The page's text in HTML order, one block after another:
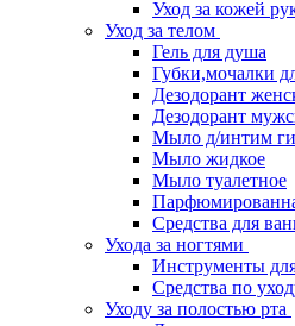
Уход за кожей
Уход за телом
Гель для душа
Губки,мочалки
Дезодорант
Дезодорант
Мыло д/интим
Мыло жидкое
Мыло туалетное
Средства для
Ухода за ногтями
Инструменты
Средства по
Уходу за полостью рта